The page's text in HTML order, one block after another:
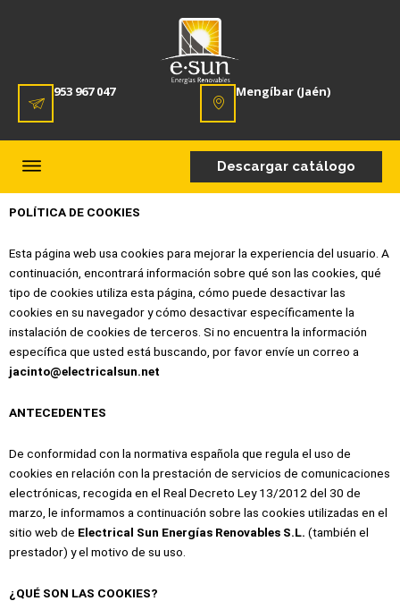
953 967 047 Mengíbar (Jaén)
Descargar catálogo
POLÍTICA DE COOKIES
Esta página web usa cookies para mejorar la experiencia del usuario. A
continuación, encontrará información sobre qué son las cookies, qué
tipo de cookies utiliza esta página, cómo puede desactivar las
cookies en su navegador y cómo desactivar específicamente la
instalación de cookies de terceros. Si no encuentra la información
específica que usted está buscando, por favor envíe un correo a
jacinto@electricalsun.net
ANTECEDENTES
De conformidad con la normativa española que regula el uso de
cookies en relación con la prestación de servicios de comunicaciones
electrónicas, recogida en el Real Decreto Ley 13/2012 del 30 de
marzo, le informamos a continuación sobre las cookies utilizadas en el
sitio web de Electrical Sun Energías Renovables S.L. (también el
prestador) y el motivo de su uso.
¿QUÉ SON LAS COOKIES?